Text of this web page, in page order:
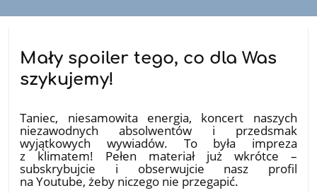
Mały spoiler tego, co dla Was
szykujemy!
Taniec, niesamowita energia, koncert naszych
niezawodnych absolwentów i przedsmak
wyjątkowych wywiadów. To była impreza
z klimatem! Pełen materiał już wkrótce –
subskrybujcie i obserwujcie nasz profil
na Youtube, żeby niczego nie przegapić.